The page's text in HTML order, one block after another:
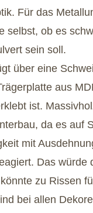
Für das
selbst, ob es
sein soll.
über eine
aus
ist.
da es auf
mit
Das würde
zu Rissen
bei allen